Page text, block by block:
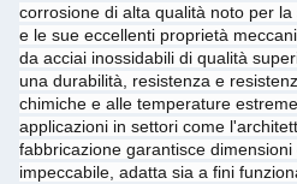
corrosione di alta qualità noto per
e le sue eccellenti proprietà
da acciai inossidabili di qualità
una durabilità, resistenza e
chimiche e alle temperature
applicazioni in settori come
fabbricazione garantisce
impeccabile, adatta sia a fini